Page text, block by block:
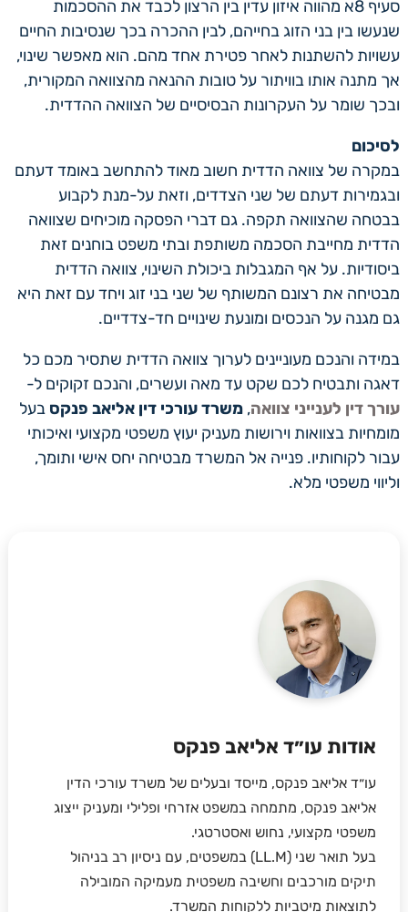
סעיף 8א מהווה איזון עדין בין הרצון לכבד את ההסכמות
שנעשו בין בני הזוג בחייהם, לבין ההכרה בכך שנסיבות החיים
עשויות להשתנות לאחר פטירת אחד מהם. הוא מאפשר שינוי,
אך מתנה אותו בוויתור על טובות ההנאה מהצוואה המקורית,
ובכך שומר על העקרונות הבסיסיים של הצוואה ההדדית.
לסיכום
במקרה של צוואה הדדית חשוב מאוד להתחשב באומד דעתם
ובגמירות דעתם של שני הצדדים, וזאת על-מנת לקבוע
בבטחה שהצוואה תקפה. גם דברי הפסקה מוכיחים שצוואה
הדדית מחייבת הסכמה משותפת ובתי משפט בוחנים זאת
ביסודיות. על אף המגבלות ביכולת השינוי, צוואה הדדית
מבטיחה את רצונם המשותף של שני בני זוג ויחד עם זאת היא
גם מגנה על הנכסים ומונעת שינויים חד-צדדיים.
במידה והנכם מעוניינים לערוך צוואה הדדית שתסיר מכם כל
דאגה ותבטיח לכם שקט עד מאה ועשרים, והנכם זקוקים ל-
עורך דין לענייני צוואה, משרד עורכי דין אליאב פנקס בעל
מומחיות בצוואות וירושות מעניק יעוץ משפטי מקצועי ואיכותי
עבור לקוחותיו. פנייה אל המשרד מבטיחה יחס אישי ותומך,
וליווי משפטי מלא.
אודות עו״ד אליאב פנקס
עו״ד אליאב פנקס, מייסד ובעלים של משרד עורכי הדין
אליאב פנקס, מתמחה במשפט אזרחי ופלילי ומעניק ייצוג
משפטי מקצועי, נחוש ואסטרטגי.
בעל תואר שני (LL.M) במשפטים, עם ניסיון רב בניהול
תיקים מורכבים וחשיבה משפטית מעמיקה המובילה
לתוצאות מיטביות ללקוחות המשרד.